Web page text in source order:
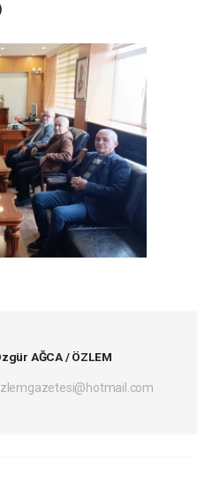
AĞCA / ÖZLEM